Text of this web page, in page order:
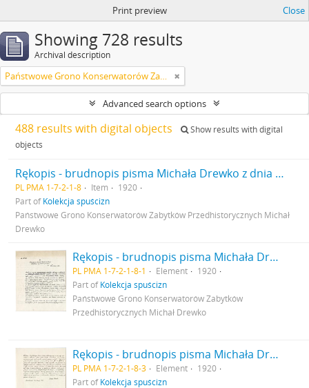
Print preview Close
Showing 728 results
Archival description
Państwowe Grono Konserwatorów Zabytków Przedhistorycznych Michał Drewko
Advanced search options
488 results with digital objects
Show results with digital
objects
Rękopis - brudnopis pisma Michała Drewko z dnia 7 maja 1920 r. do Prezydium Państwowego Grona Konserwatorów Zabytków Przedhistorycznych w Warszawie. Pismo - opinia w sprawie projektu ustawy w przedmiocie ochrony krajobrazu zabytków przyrody sztuki i zabytków archeologicznych przy przeprowadzaniu reformy rolnej. Nr kanc. pisma 30
PL PMA 1-7-2-1-8 Item
1920
Part ofKolekcja spuścizn
Państwowe Grono Konserwatorów Zabytków Przedhistorycznych Michał
Drewko
Rękopis - brudnopis pisma Michała Drewko z dnia 7 maja 1920 r. do Prezydium Państwowego Grona Konserwatorów Zabytków Przedhistorycznych w Warszawie. Pismo - opinia w sprawie projektu ustawy w przedmiocie ochrony krajobrazu zabytków przyrody sztuki i zabytków archeologicznych przy przeprowadzaniu reformy rolnej. Nr kanc. pisma 30 s. 1
PL PMA 1-7-2-1-8-1 Element
1920
Part ofKolekcja spuścizn
Państwowe Grono Konserwatorów Zabytków
Przedhistorycznych Michał Drewko
Rękopis - brudnopis pisma Michała Drewko z dnia 7 maja 1920 r. do Prezydium Państwowego Grona Konserwatorów Zabytków Przedhistorycznych w Warszawie. Pismo - opinia w sprawie projektu ustawy w przedmiocie ochrony krajobrazu zabytków przyrody sztuki i zabytków archeologicznych przy przeprowadzaniu reformy rolnej. Nr kanc. pisma 30 s. 3: cd.
PL PMA 1-7-2-1-8-3 Element
1920
Part ofKolekcja spuścizn